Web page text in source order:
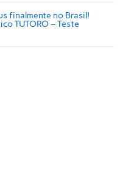
finalmente no Brasil!
TUTORO – Teste